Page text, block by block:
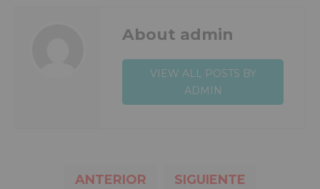
About admin
VIEW ALL POSTS BY
ADMIN
ANTERIOR SIGUIENTE